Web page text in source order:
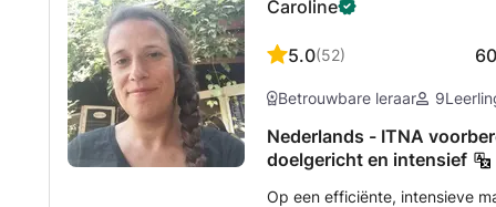
Caroline
5.0(52)
Betrouwbare leraar 9
Nederlands - ITNA
doelgericht en intensief
Op een efficiënte, intensieve